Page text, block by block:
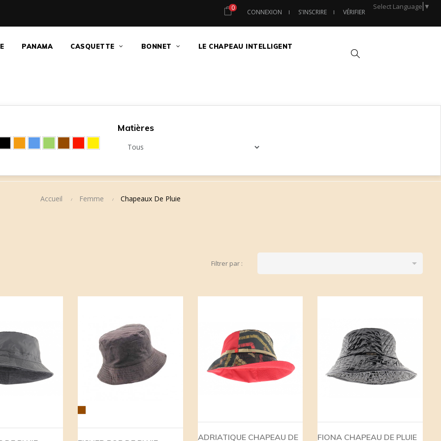
Select Language ▼
CONNEXION S'INSCRIRE VÉRIFIER
0
PANAMA CASQUETTE BONNET LE CHAPEAU INTELLIGENT
Chercher
Matières
Accueil Femme Chapeaux De Pluie
Filtrer par : 
ADRIATIQUE CHAPEAU DE FIONA CHAPEAU DE PLUIE